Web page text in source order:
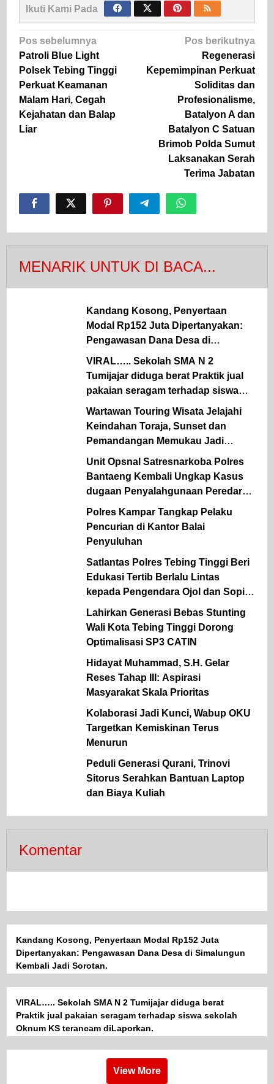
Ikuti Kami Pada
Navigasi
pos
Pos sebelumnya
Patroli Blue Light
Polsek Tebing Tinggi
Perkuat Keamanan
Malam Hari, Cegah
Kejahatan dan Balap
Liar
Pos berikutnya
Regenerasi
Kepemimpinan Perkuat
Soliditas dan
Profesionalisme,
Batalyon A dan
Batalyon C Satuan
Brimob Polda Sumut
Laksanakan Serah
Terima Jabatan
MENARIK UNTUK DI BACA...
Kandang Kosong, Penyertaan
Modal Rp152 Juta Dipertanyakan:
Pengawasan Dana Desa di
Simalungun Kembali Jadi Sorotan.
VIRAL….. Sekolah SMA N 2
Tumijajar diduga berat Praktik jual
pakaian seragam terhadap siswa
sekolah Oknum KS terancam
diLaporkan.
Wartawan Touring Wisata Jelajahi
Keindahan Toraja, Sunset dan
Pemandangan Memukau Jadi
Kesan Tak Terlupakan
Unit Opsnal Satresnarkoba Polres
Bantaeng Kembali Ungkap Kasus
dugaan Penyalahgunaan Peredaran
Gelap Narkotika Jenis Sabu
Polres Kampar Tangkap Pelaku
Pencurian di Kantor Balai
Penyuluhan
Satlantas Polres Tebing Tinggi Beri
Edukasi Tertib Berlalu Lintas
kepada Pengendara Ojol dan Sopir
Angkutan
Lahirkan Generasi Bebas Stunting
Wali Kota Tebing Tinggi Dorong
Optimalisasi SP3 CATIN
Hidayat Muhammad, S.H. Gelar
Reses Tahap III: Aspirasi
Kolaborasi Jadi Kunci, Wabup OKU
Targetkan Kemiskinan Terus
Menurun
Peduli Generasi Qurani, Trinovi
Sitorus Serahkan Bantuan Laptop
dan Biaya Kuliah
Komentar
Kandang Kosong, Penyertaan Modal Rp152 Juta
Dipertanyakan: Pengawasan Dana Desa di Simalungun
Kembali Jadi Sorotan.
VIRAL….. Sekolah SMA N 2 Tumijajar diduga berat
Praktik jual pakaian seragam terhadap siswa sekolah
Oknum KS terancam diLaporkan.
View More